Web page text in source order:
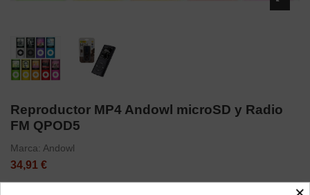
Reproductor MP4 Andowl microSD y Radio
FM QPOD5
Marca: Andowl
34,91 €